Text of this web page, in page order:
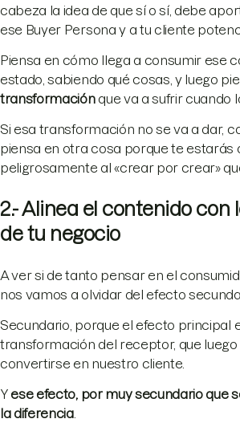
cabeza la idea de que sí o sí, debe
ese Buyer Persona y a tu cliente
Piensa en cómo llega a consumir ese
estado, sabiendo qué cosas, y luego
transformaciónque va a sufrir cuando
Si esa transformación no se va a dar,
piensa en otra cosa porque te estarás
peligrosamente al «crear por crear»
2.- Alinea el contenido con
de tu negocio
A ver si de tanto pensar en el
nos vamos a olvidar del efecto
Secundario, porque el efecto principal
transformación del receptor, que luego
convertirse en nuestro cliente.
Y ese efecto, por muy secundario que
la diferencia.